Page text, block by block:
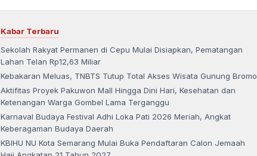
Kabar Terbaru
Sekolah Rakyat Permanen di Cepu Mulai Disiapkan, Pematangan
Lahan Telan Rp12,63 Miliar
Kebakaran Meluas, TNBTS Tutup Total Akses Wisata Gunung Bromo
Aktifitas Proyek Pakuwon Mall Hingga Dini Hari, Kesehatan dan
Ketenangan Warga Gombel Lama Terganggu
Karnaval Budaya Festival Adhi Loka Pati 2026 Meriah, Angkat
Keberagaman Budaya Daerah
KBIHU NU Kota Semarang Mulai Buka Pendaftaran Calon Jemaah